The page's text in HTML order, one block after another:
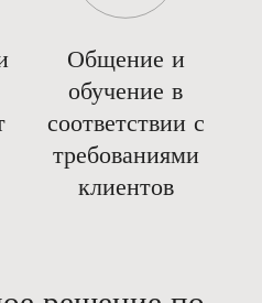
Общение и
обучение в
соответствии с
требованиями
клиентов